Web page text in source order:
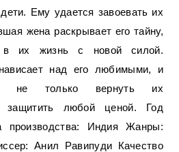
Ему удается завоевать их
жена раскрывает его тайну,
в их жизнь с новой силой.
над его любимыми, и
не только вернуть их
защитить любой ценой. Год
производства: Индия Жанры:
Анил Равипуди Качество